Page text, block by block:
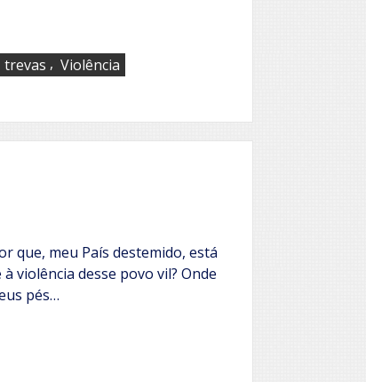
trevas , Violência
que, meu País destemido, está
violência desse povo vil? Onde
pés…